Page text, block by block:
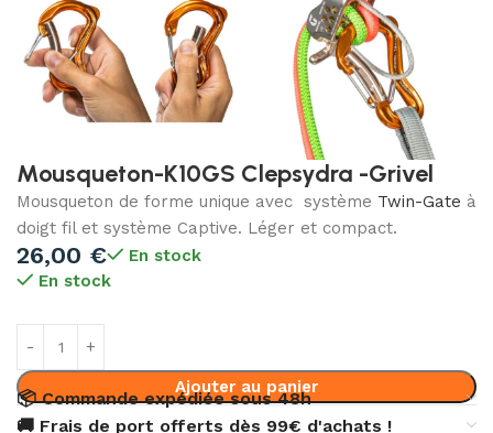
Mousqueton-K10GS Clepsydra -Grivel
Mousqueton de forme unique avec système Twin-Gate à
doigt fil et système Captive. Léger et compact.
26,00 €
En stock
En stock
Ajouter au panier
📦 Commande expédiée sous 48h
🚚 Frais de port offerts dès 99€ d'achats !